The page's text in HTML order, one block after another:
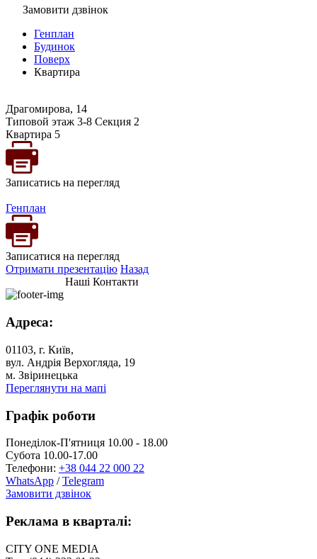
Замовити дзвінок
Генплан
Будинок
Поверх
Квартира
Драгомирова, 14
Типовой этаж 3-8 Секция 2
Квартира 5
Записатись на перегляд
Генплан
Записатися на перегляд
Отримати презентацію Назад
Наші Контакти
Адреса:
01103, г. Київ,
вул. Андрія Верхогляда, 19
м. Звіринецька
Переглянути на мапі
Графік роботи
Понеділок-П'ятниця 10.00 - 18.00
Субота 10.00-17.00
Телефони: +38 044 22 000 22
WhatsApp /Telegram
Замовити дзвінок
Реклама в кварталі:
CITY ONE MEDIA